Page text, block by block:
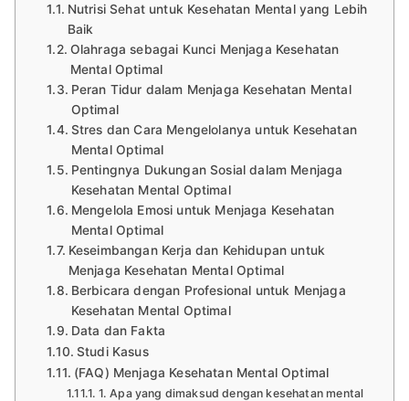
Nutrisi Sehat untuk Kesehatan Mental yang Lebih
Baik
Olahraga sebagai Kunci Menjaga Kesehatan
Mental Optimal
Peran Tidur dalam Menjaga Kesehatan Mental
Optimal
Stres dan Cara Mengelolanya untuk Kesehatan
Mental Optimal
Pentingnya Dukungan Sosial dalam Menjaga
Kesehatan Mental Optimal
Mengelola Emosi untuk Menjaga Kesehatan
Mental Optimal
Keseimbangan Kerja dan Kehidupan untuk
Menjaga Kesehatan Mental Optimal
Berbicara dengan Profesional untuk Menjaga
Kesehatan Mental Optimal
Data dan Fakta
Studi Kasus
(FAQ) Menjaga Kesehatan Mental Optimal
1. Apa yang dimaksud dengan kesehatan mental